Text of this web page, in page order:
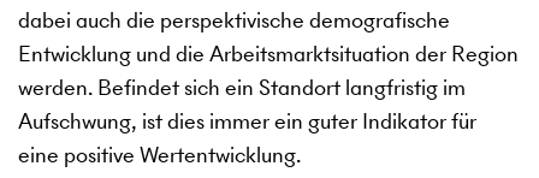
dabei auch die perspektivische demografische
Entwicklung und die Arbeitsmarktsituation der Region
werden. Befindet sich ein Standort langfristig im
Aufschwung, ist dies immer ein guter Indikator für
eine positive Wertentwicklung.